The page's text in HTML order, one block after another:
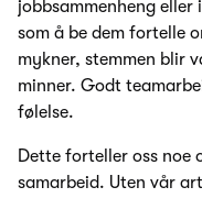
jobbsammenheng
som å be dem fortelle
mykner, stemmen blir
minner. Godt
følelse.
Dette forteller oss noe
samarbeid. Uten vår